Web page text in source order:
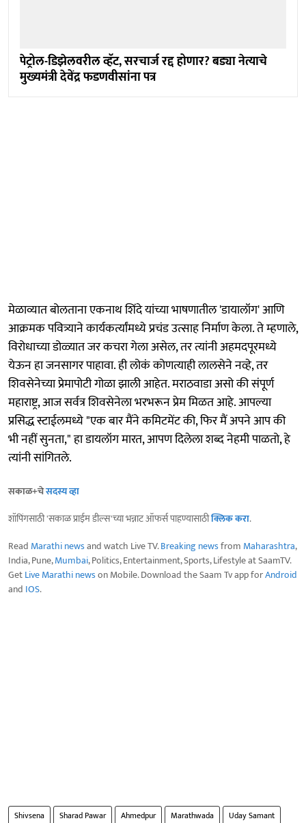
पेट्रोल-डिझेलवरील व्हॅट, सरचार्ज रद्द होणार? बड्या नेत्याचे
मुख्यमंत्री देवेंद्र फडणवीसांना पत्र
मेळाव्यात बोलताना एकनाथ शिंदे यांच्या भाषणातील 'डायालॉग' आणि
आक्रमक पवित्र्याने कार्यकर्त्यांमध्ये प्रचंड उत्साह निर्माण केला. ते म्हणाले,
विरोधाच्या डोळ्यात जर कचरा गेला असेल, तर त्यांनी अहमदपूरमध्ये
येऊन हा जनसागर पाहावा. ही लोकं कोणत्याही लालसेने नव्हे, तर
शिवसेनेच्या प्रेमापोटी गोळा झाली आहेत. मराठवाडा असो की संपूर्ण
महाराष्ट्र, आज सर्वत्र शिवसेनेला भरभरून प्रेम मिळत आहे. आपल्या
प्रसिद्ध स्टाईलमध्ये "एक बार मैंने कमिटमेंट की, फिर मैं अपने आप की
भी नहीं सुनता," हा डायलॉग मारत, आपण दिलेला शब्द नेहमी पाळतो, हे
त्यांनी सांगितले.
सकाळ+चेसदस्य व्हा
शॉपिंगसाठी 'सकाळ प्राईम डील्स'च्या भन्नाट ऑफर्स पाहण्यासाठीक्लिक करा.
Read Marathi newsand watch Live TV.Breaking newsfrom Maharashtra,
India, Pune,Mumbai, Politics, Entertainment, Sports, Lifestyle at SaamTV.
GetLive Marathi newson Mobile. Download the Saam Tv app forAndroid
and IOS.
Shivsena Sharad Pawar Ahmedpur Marathwada
Uday Samant